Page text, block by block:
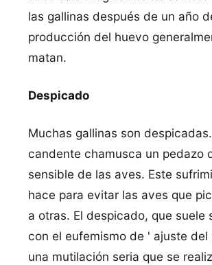
las gallinas después de un año
producción del huevo
matan.
Despicado
Muchas gallinas son
candente chamusca un pedazo
sensible de las aves. Este
hace para evitar las aves que
a otras. El despicado, que suele
con el eufemismo de ' ajuste del
una mutilación seria que se